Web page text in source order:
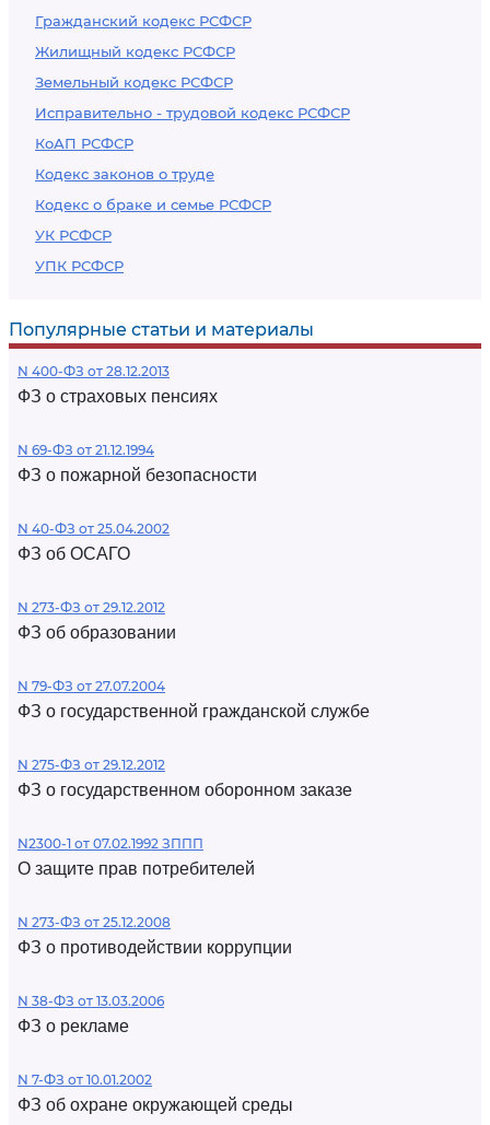
Гражданский кодекс РСФСР
Жилищный кодекс РСФСР
Земельный кодекс РСФСР
Исправительно - трудовой кодекс РСФСР
КоАП РСФСР
Кодекс законов о труде
Кодекс о браке и семье РСФСР
УК РСФСР
УПК РСФСР
Популярные статьи и материалы
N 400-ФЗ от 28.12.2013
ФЗ о страховых пенсиях
N 69-ФЗ от 21.12.1994
ФЗ о пожарной безопасности
N 40-ФЗ от 25.04.2002
ФЗ об ОСАГО
N 273-ФЗ от 29.12.2012
ФЗ об образовании
N 79-ФЗ от 27.07.2004
ФЗ о государственной гражданской службе
N 275-ФЗ от 29.12.2012
ФЗ о государственном оборонном заказе
N2300-1 от 07.02.1992 ЗППП
О защите прав потребителей
N 273-ФЗ от 25.12.2008
ФЗ о противодействии коррупции
N 38-ФЗ от 13.03.2006
ФЗ о рекламе
N 7-ФЗ от 10.01.2002
ФЗ об охране окружающей среды